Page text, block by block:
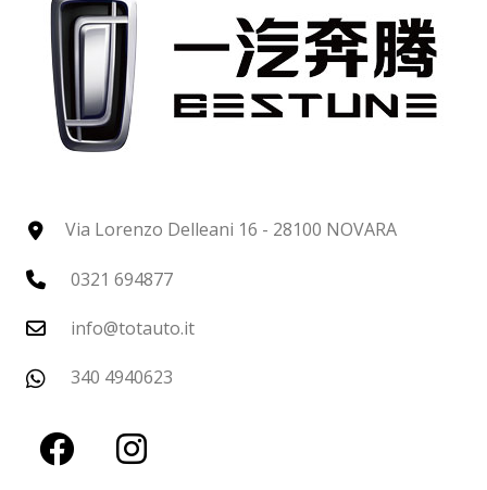
Via Lorenzo Delleani 16 - 28100 NOVARA
0321 694877
info@totauto.it
340 4940623